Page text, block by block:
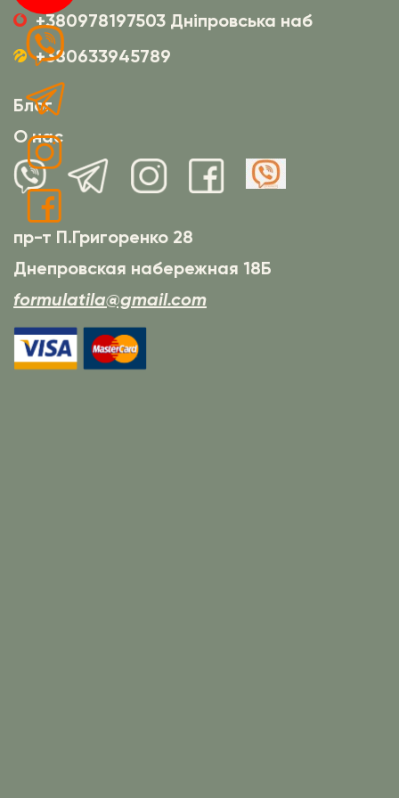
+380978197503 Дніпровська наб
+380633945789
Блог
О нас
пр-т П.Григоренко 28
Днепровская набережная 18Б
formulatila@gmail.com